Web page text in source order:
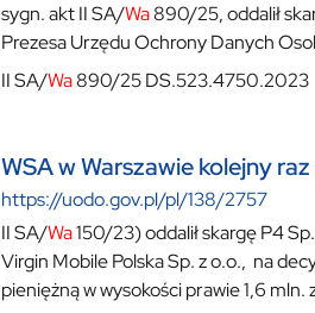
sygn. akt II SA/Wa890/25, oddalił
Prezesa Urzędu Ochrony Danych
II SA/Wa890/25 DS.523.4750.2023
WSA w Warszawie kolejny
https://uodo.gov.pl/pl/138/2757
II SA/Wa150/23) oddalił skargę P4
Virgin Mobile Polska Sp. z o.o., na
pieniężną w wysokości prawie 1,6 mln.